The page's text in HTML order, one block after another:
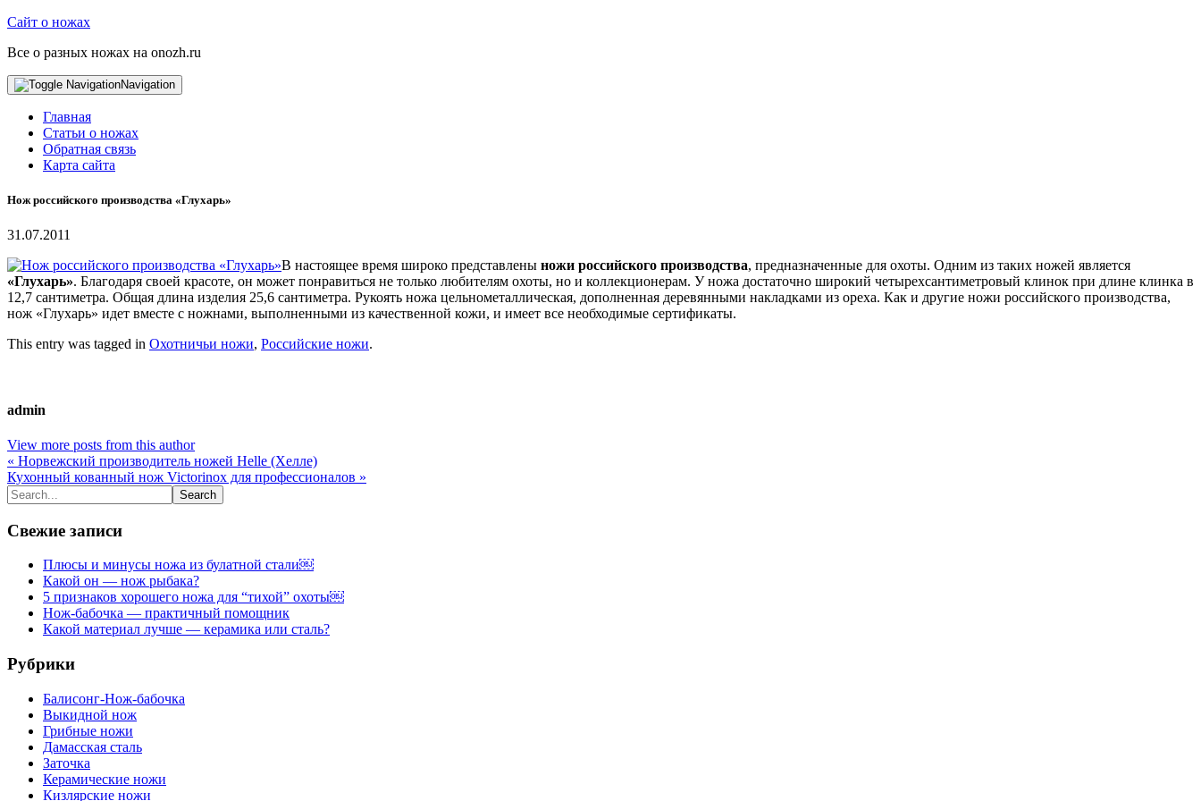
Сайт о ножах
Все о разных ножах на onozh.ru
Navigation
Главная
Статьи о ножах
Обратная связь
Карта сайта
Нож российского производства «Глухарь»
31.07.2011
В настоящее время широко представлены ножи российского производства, предназначенные для охоты. Одним из таких ножей является
«Глухарь». Благодаря своей красоте, он может понравиться не только любителям охоты, но и коллекционерам. У ножа достаточно широкий четырехсантиметровый клинок при длине клинка в
12,7 сантиметра. Общая длина изделия 25,6 сантиметра. Рукоять ножа цельнометаллическая, дополненная деревянными накладками из ореха. Как и другие ножи российского производства,
нож «Глухарь» идет вместе с ножнами, выполненными из качественной кожи, и имеет все необходимые сертификаты.
This entry was tagged in Охотничьи ножи, Российские ножи.
admin
View more posts from this author
« Норвежский производитель ножей Helle (Хелле)
Кухонный кованный нож Victorinox для профессионалов »
Свежие записи
Плюсы и минусы ножа из булатной стали￼
Какой он — нож рыбака?
5 признаков хорошего ножа для “тихой” охоты￼
Нож-бабочка — практичный помощник
Какой материал лучше — керамика или сталь?
Рубрики
Балисонг-Нож-бабочка
Выкидной нож
Грибные ножи
Дамасская сталь
Заточка
Керамические ножи
Кизлярские ножи